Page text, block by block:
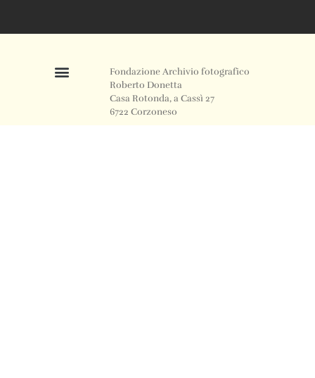
Fondazione Archivio fotografico
Roberto Donetta
Casa Rotonda, a Cassì 27
6722 Corzoneso